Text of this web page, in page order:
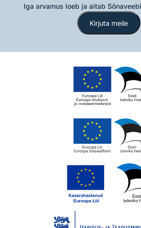
Iga arvamus loeb ja aitab
Kirjuta meile